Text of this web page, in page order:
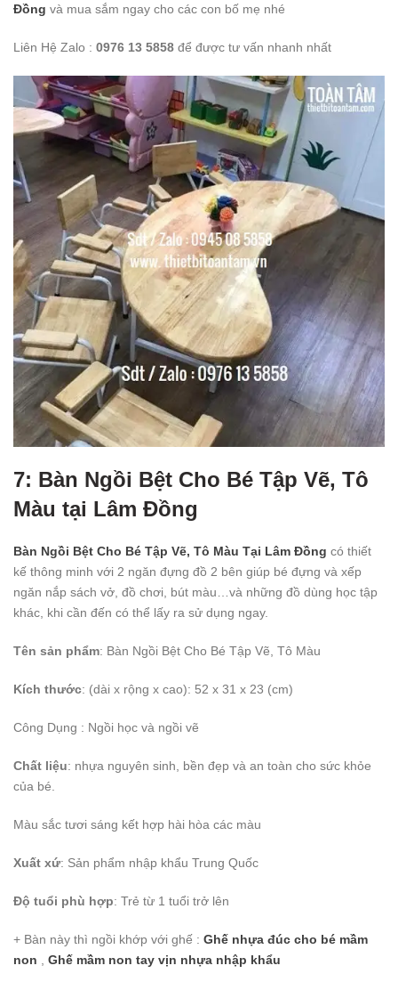
Đồng và mua sắm ngay cho các con bố mẹ nhé
Liên Hệ Zalo : 0976 13 5858 để được tư vấn nhanh nhất
7: Bàn Ngồi Bệt Cho Bé Tập Vẽ, Tô
Màu tại Lâm Đồng
Bàn Ngồi Bệt Cho Bé Tập Vẽ, Tô Màu Tại Lâm Đồng có thiết
kế thông minh với 2 ngăn đựng đồ 2 bên giúp bé đựng và xếp
ngăn nắp sách vở, đồ chơi, bút màu…và những đồ dùng học tập
khác, khi cần đến có thể lấy ra sử dụng ngay.
Tên sản phẩm: Bàn Ngồi Bệt Cho Bé Tập Vẽ, Tô Màu
Kích thước: (dài x rộng x cao): 52 x 31 x 23 (cm)
Công Dụng : Ngồi học và ngồi vẽ
Chất liệu: nhựa nguyên sinh, bền đẹp và an toàn cho sức khỏe
của bé.
Màu sắc tươi sáng kết hợp hài hòa các màu
Xuất xứ: Sản phẩm nhập khẩu Trung Quốc
Độ tuổi phù hợp: Trẻ từ 1 tuổi trở lên
+ Bàn này thì ngồi khớp với ghế : Ghế nhựa đúc cho bé mầm
non
Ghế mầm non tay vịn nhựa nhập khẩu